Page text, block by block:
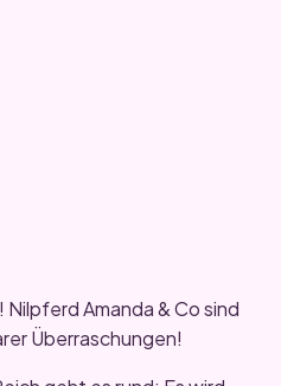
Amanda & Co sind
Überraschungen!